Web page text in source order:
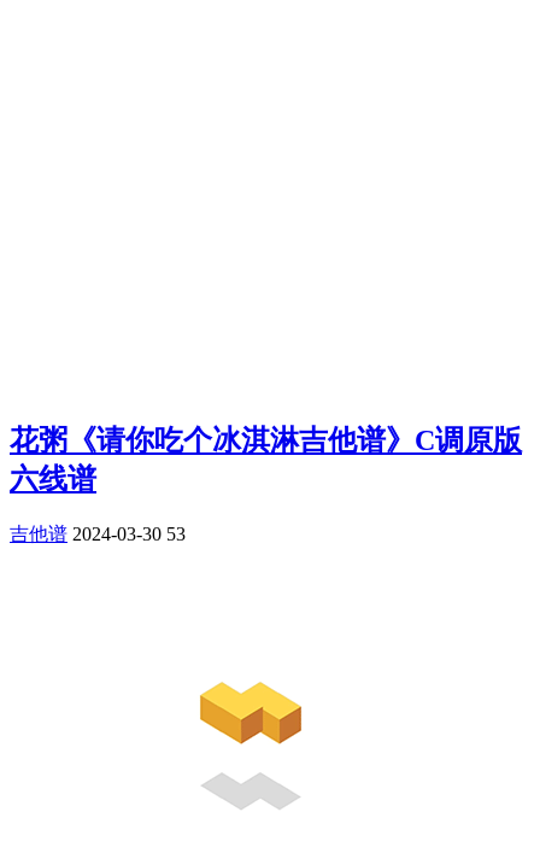
花粥《请你吃个冰淇淋吉他谱》C调原版
六线谱
吉他谱 2024-03-30 53